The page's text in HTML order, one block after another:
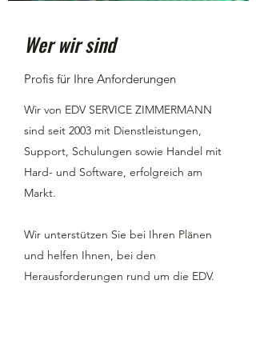
Wer wir sind
Profis für Ihre Anforderungen
Wir von EDV SERVICE ZIMMERMANN
sind seit 2003 mit Dienstleistungen,
Support, Schulungen sowie Handel mit
Hard- und Software, erfolgreich am
Markt.
Wir unterstützen Sie bei Ihren Plänen
und helfen Ihnen, bei den
Herausforderungen rund um die EDV.